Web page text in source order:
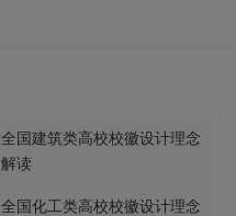
全国建筑类高校校徽设计理念
解读
全国化工类高校校徽设计理念